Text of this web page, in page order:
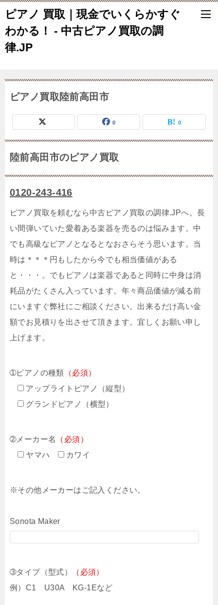
ピアノ 買取｜現金でいくらかすぐ
わかる！ - 中古ピアノ買取の調
律.JP
ピアノ買取陸前高田市
0 0
陸前高田市のピアノ買取
0120-243-416
ピアノ買取を頼むなら中古ピアノ買取の調律.JPへ。長
い間弾いていた愛着ある楽器を売るのは悩みます。中
でも高級なピアノとなるとなおさらそう思います。当
時は＊＊＊円もしたから今でも相当価値がある
と・・・。でもピアノは楽器であると同時に中身は消
耗品がたくさん入っています。年々商品価値が減る前
にいますぐ弊社にご相談ください。出来るだけ高い金
額でお見積りを出させて頂きます。宜しくお願い申し
上げます。
➀ピアノの種類 （必須）
アップライトピアノ（縦型）
グランドピアノ（横型）
➁メーカー名
（必須）
ヤマハ
カワイ
※その他メーカーはご記入ください。
Sonota Maker
➂タイプ（型式）
（必須）
例）C1 U30A KG-1Eなど